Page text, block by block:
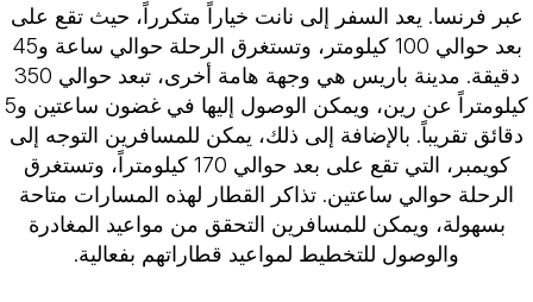
عبر فرنسا. يعد السفر إلى نانت خياراً متكرراً، حيث تقع على
بعد حوالي 100 كيلومتر، وتستغرق الرحلة حوالي ساعة و45
دقيقة. مدينة باريس هي وجهة هامة أخرى، تبعد حوالي 350
كيلومتراً عن رين، ويمكن الوصول إليها في غضون ساعتين و5
دقائق تقريباً. بالإضافة إلى ذلك، يمكن للمسافرين التوجه إلى
كويمبر، التي تقع على بعد حوالي 170 كيلومتراً، وتستغرق
الرحلة حوالي ساعتين. تذاكر القطار لهذه المسارات متاحة
بسهولة، ويمكن للمسافرين التحقق من مواعيد المغادرة
والوصول للتخطيط لمواعيد قطاراتهم بفعالية.